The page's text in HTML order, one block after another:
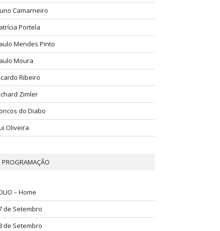
Camarneiro
Portela
Mendes Pinto
Moura
Ribeiro
Zimler
do Diabo
Oliveira
PROGRAMAÇÃO
– Home
de Setembro
de Setembro